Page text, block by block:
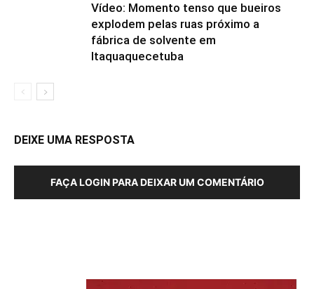
Vídeo: Momento tenso que bueiros
explodem pelas ruas próximo a
fábrica de solvente em
Itaquaquecetuba
DEIXE UMA RESPOSTA
FAÇA LOGIN PARA DEIXAR UM COMENTÁRIO